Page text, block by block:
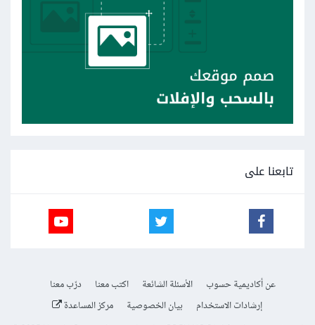
تابعنا على
عن أكاديمية حسوب الأسئلة الشائعة اكتب معنا
درّب معنا
إرشادات الاستخدام
بيان الخصوصية مركز المساعدة